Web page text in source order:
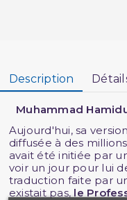
Description
Muhammad
Aujourd'hui, sa
diffusée à des
avait été initiée par
voir un jour pour lui
traduction faite par
existait pas, le